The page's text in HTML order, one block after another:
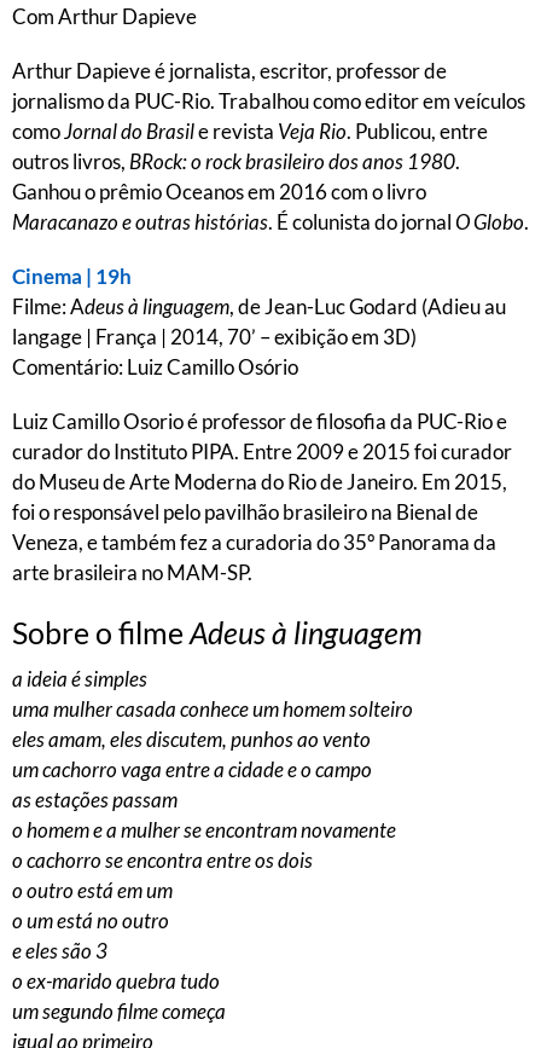
Com Arthur Dapieve
Arthur Dapieve é jornalista, escritor, professor de
jornalismo da PUC-Rio. Trabalhou como editor em veículos
comoJornal do Brasile revista Veja Rio. Publicou, entre
outros livros, BRock: o rock brasileiro dos anos 1980.
Ganhou o prêmio Oceanos em 2016 com o livro
Maracanazo e outras histórias. É colunista do jornalO Globo.
Cinema | 19h
Filme: Adeus à linguagem, de Jean-Luc Godard (Adieu au
langage | França | 2014, 70’ – exibição em 3D)
Comentário: Luiz Camillo Osório
Luiz Camillo Osorio é professor de filosofia da PUC-Rio e
curador do Instituto PIPA. Entre 2009 e 2015 foi curador
do Museu de Arte Moderna do Rio de Janeiro. Em 2015,
foi o responsável pelo pavilhão brasileiro na Bienal de
Veneza, e também fez a curadoria do 35º Panorama da
arte brasileira no MAM-SP.
Sobre o filme Adeus à linguagem
a ideia é simples
uma mulher casada conhece um homem solteiro
eles amam, eles discutem, punhos ao vento
um cachorro vaga entre a cidade e o campo
as estações passam
o homem e a mulher se encontram novamente
o cachorro se encontra entre os dois
o outro está em um
o um está no outro
e eles são 3
o ex-marido quebra tudo
um segundo filme começa
igual ao primeiro